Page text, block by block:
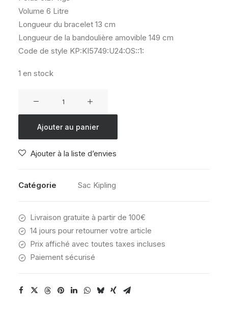
Volume 6 Litre
Longueur du bracelet 13 cm
Longueur de la bandoulière amovible 149 cm
Code de style KP:KI5749:U24:OS::1:
1 en stock
TRIANGLE
Ajouter au panier
Ajouter à la liste d’envies
Catégorie Sac Kipling
Livraison gratuite à partir de 100€
14 jours pour retourner votre article
Prix affiché avec toutes taxes incluses
Paiement sécurisé